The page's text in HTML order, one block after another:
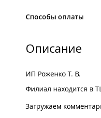
Способы оплаты
Описание
ИП Роженко Т. В.
Филиал находится в
Загружаем